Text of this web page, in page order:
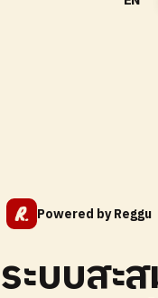
Powered by Reggu
ระบบสะ